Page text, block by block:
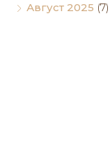
Август 2025 (7)